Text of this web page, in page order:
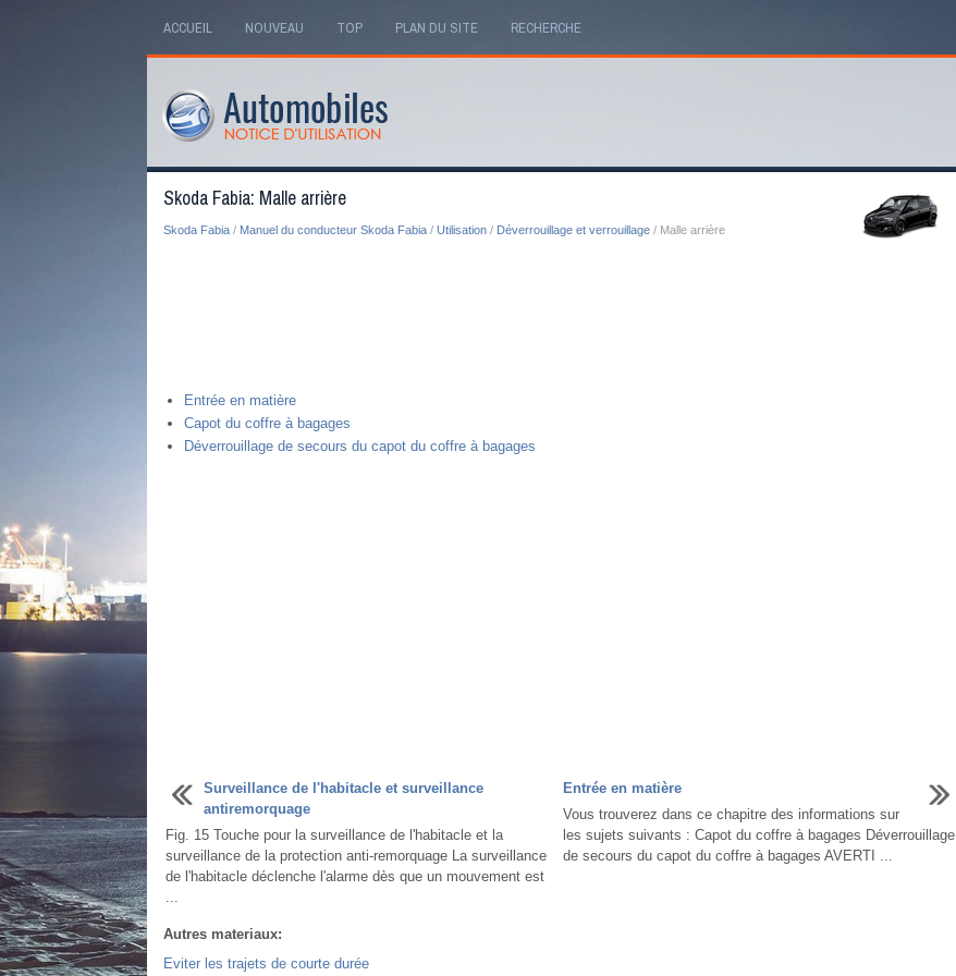
ACCUEIL NOUVEAU TOP PLAN DU SITE RECHERCHE
Skoda Fabia: Malle arrière
Skoda Fabia/ Manuel du conducteur Skoda Fabia/ Utilisation/ Déverrouillage et verrouillage/ Malle arrière
Entrée en matière
Capot du coffre à bagages
Déverrouillage de secours du capot du coffre à bagages
Surveillance de l'habitacle et surveillance
antiremorquage
Fig. 15 Touche pour la surveillance de l'habitacle et la
surveillance de la protection anti-remorquage La surveillance
de l'habitacle déclenche l'alarme dès que un mouvement est
...
Entrée en matière
Vous trouverez dans ce chapitre des informations sur
les sujets suivants : Capot du coffre à bagages Déverrouillage
de secours du capot du coffre à bagages AVERTI ...
Autres materiaux:
Eviter les trajets de courte durée